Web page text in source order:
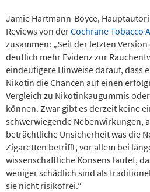
Jamie Hartmann-Boyce,
Reviews von derCochrane Tobacco
zusammen: „Seit der letzten Version
deutlich mehr Evidenz zur
eindeutigere Hinweise darauf, dass
Nikotin die Chancen auf einen
Vergleich zu Nikotinkaugummis
können. Zwar gibt es derzeit keine
schwerwiegende Nebenwirkungen,
beträchtliche Unsicherheit was die
Zigaretten betrifft, vor allem bei
wissenschaftliche Konsens lautet,
weniger schädlich sind als
sie nicht risikofrei.“